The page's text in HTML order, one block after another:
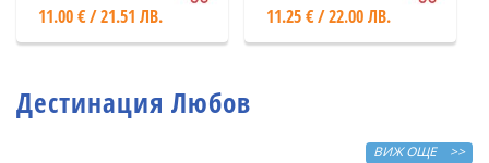
11.00 € / 21.51 ЛВ. 11.25 € / 22.00 ЛВ.
Дестинация Любов
ВИЖ ОЩЕ >>